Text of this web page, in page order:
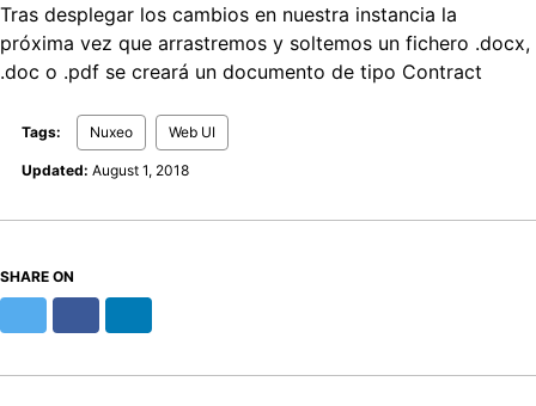
Tras desplegar los cambios en nuestra instancia la
próxima vez que arrastremos y soltemos un fichero .docx,
.doc o .pdf se creará un documento de tipo Contract
Tags: Nuxeo Web UI
Updated: August 1, 2018
SHARE ON